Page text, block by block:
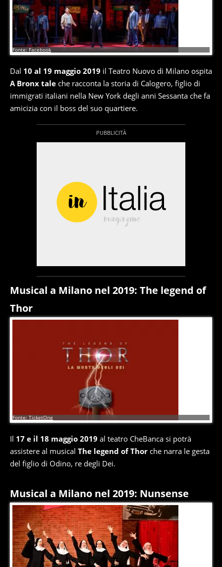
Fonte: Facebook
Dal 10 al 19 maggio 2019 il Teatro Nuovo di Milano ospita
A Bronx tale che racconta la storia di Calogero, figlio di
immigrati italiani nella New York degli anni Sessanta che fa
amicizia con il boss del suo quartiere.
Musical a Milano nel 2019: The legend of
Thor
Fonte: TicketOne
Il 17 e il 18 maggio 2019 al teatro CheBanca si potrà
assistere al musical The legend of Thor che narra le gesta
del figlio di Odino, re degli Dei.
Musical a Milano nel 2019: Nunsense